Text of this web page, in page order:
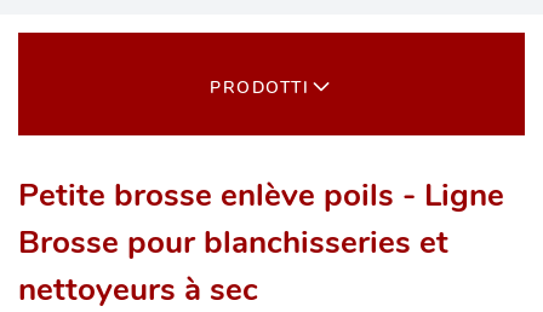
CONTACTS
PRODOTTI
Petite brosse enlève poils - Ligne
Brosse pour blanchisseries et
nettoyeurs à sec